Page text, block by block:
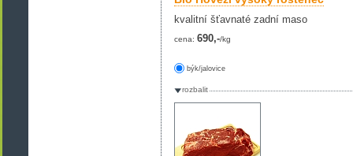
kvalitní šťavnaté zadní maso
cena: 690,-/kg
býk/jalovice
rozbalit